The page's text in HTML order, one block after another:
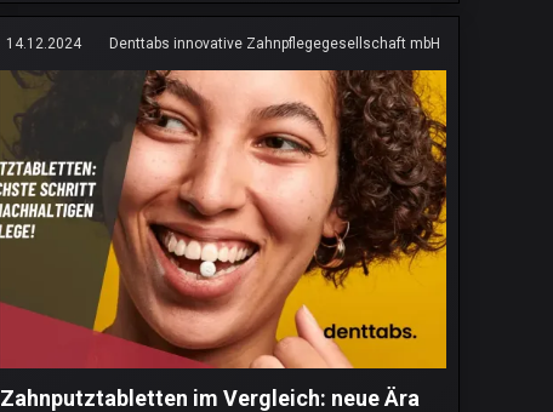
14.12.2024 Denttabs innovative Zahnpflegegesellschaft mbH
Zahnputztabletten im Vergleich: neue Ära